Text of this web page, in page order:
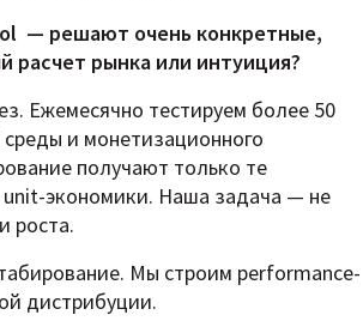
— решают очень конкретные,
расчет рынка или интуиция?
Ежемесячно тестируем более 50
и монетизационного
получают только те
экономики. Наша задача — не
роста.
Мы строим performance-
дистрибуции.